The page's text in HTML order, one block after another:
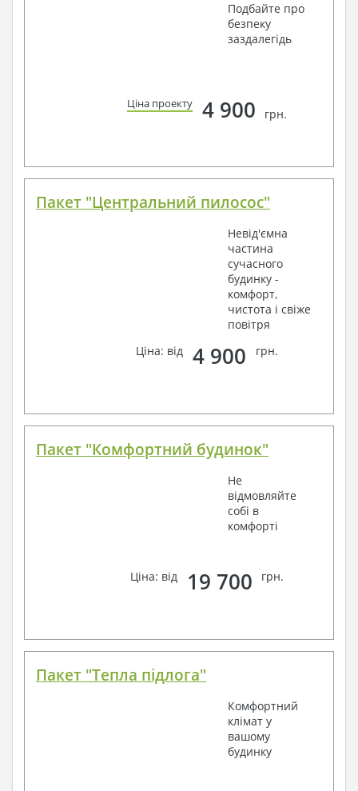
Подбайте про
безпеку
заздалегідь
Ціна проекту 4 900 грн.
Пакет "Центральний пилосос"
Невід'ємна
частина
сучасного
будинку -
комфорт,
чистота і свіже
повітря
Ціна: від
4 900 грн.
Пакет "Комфортний будинок"
Не
відмовляйте
собі в
комфорті
Ціна: від 19 700 грн.
Пакет "Тепла підлога"
Комфортний
клімат у
вашому
будинку